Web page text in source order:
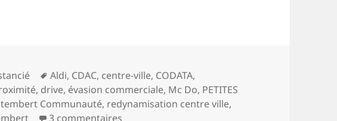
Mots-
clés
Aldi, CDAC, centre-ville, CODATA,
, drive, évasion commerciale, Mc Do, PETITES
Communauté, redynamisation centre ville,
3 commentaires